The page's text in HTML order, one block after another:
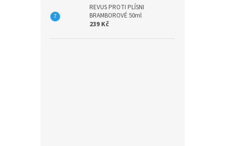
REVUS PROTI PLÍSNI
BRAMBOROVÉ 50ml
239 Kč